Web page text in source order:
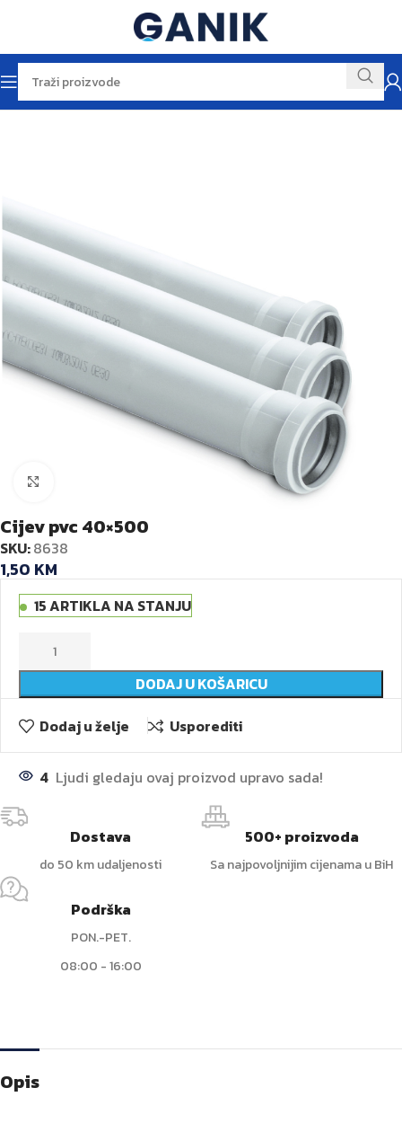
Početna Vodomaterijal
Cijev pvc 40×500
SKU:8638
1,50 KM
15 ARTIKLA NA STANJU
DODAJ U KOŠARICU
Dodaj u želje
Usporediti
4 Ljudi gledaju ovaj proizvod upravo sada!
Dostava
do 50 km udaljenosti
500+ proizvoda
Sa najpovoljnijim cijenama u BiH
Podrška
PON.-PET.
08:00 - 16:00
Opis